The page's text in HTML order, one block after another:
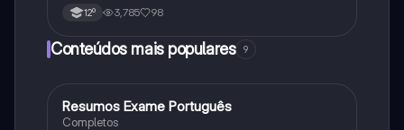
12º 3,785 98
Conteúdos mais populares 9
Português
Resumos Exame Português
Completos